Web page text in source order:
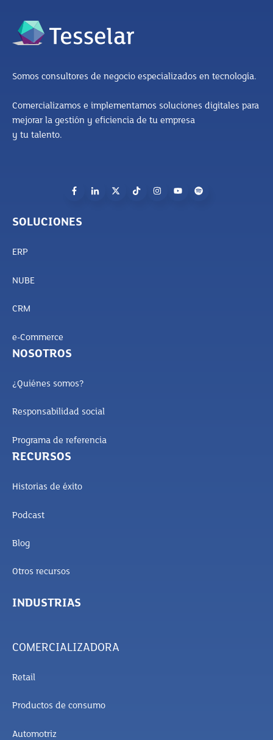
Somos consultores de negocio especializados en tecnología.
Comercializamos e implementamos soluciones digitales para
mejorar la gestión y eficiencia de tu empresa
y tu talento.
SOLUCIONES
ERP
NUBE
CRM
e-Commerce
NOSOTROS
¿Quiénes somos?
Responsabilidad social
Programa de referencia
RECURSOS
Historias de éxito
Podcast
Blog
Otros recursos
INDUSTRIAS
COMERCIALIZADORA
Retail
Productos de consumo
Automotriz